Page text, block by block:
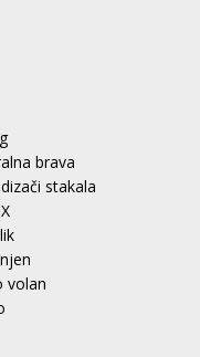
brava
stakala
volan